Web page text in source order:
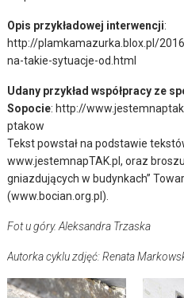
Opis przykładowej interwencji:
http://plamkamazurka.blox.pl/
na-takie-sytuacje-od.html
Udany przykład współpracy ze
Sopocie: http://
ptakow
Tekst powstał na podstawie
www.jestemnapTAK.pl, oraz
gniazdujących w budynkach”
(www.bocian.org.pl).
Fot u góry. Aleksandra Trzaska
Autorka cyklu zdjęć: Renata